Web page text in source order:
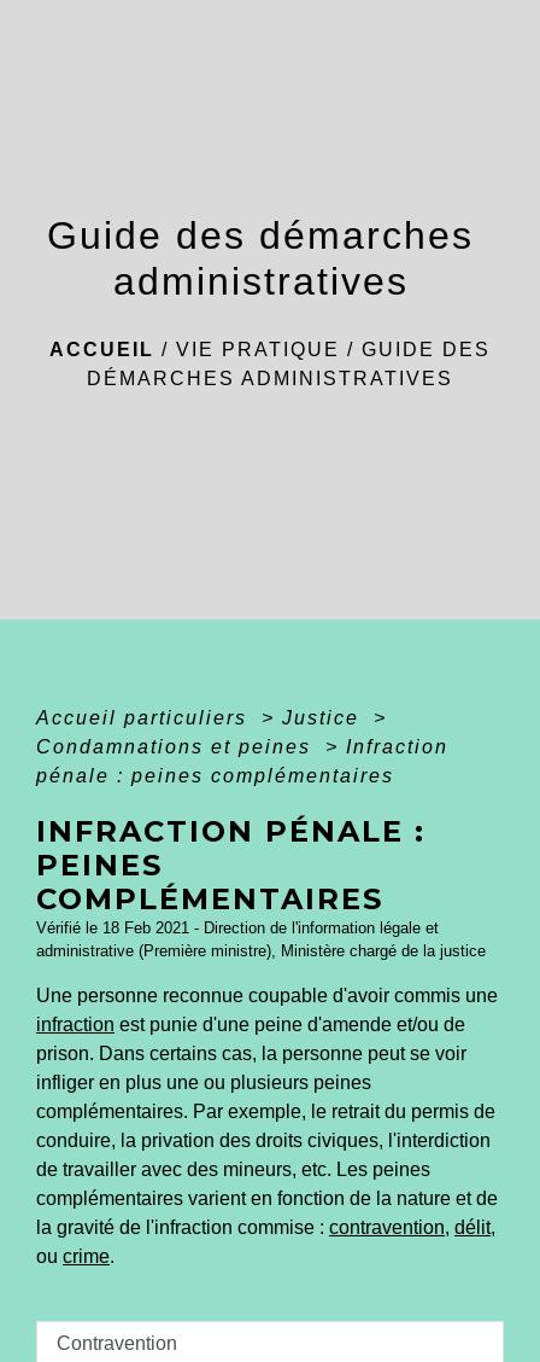
Guide des démarches
administratives
ACCUEIL / VIE PRATIQUE / GUIDE DES
DÉMARCHES ADMINISTRATIVES
Accueil particuliers > Justice
>
Condamnations et peines
> Infraction
pénale : peines complémentaires
INFRACTION PÉNALE :
PEINES
COMPLÉMENTAIRES
Vérifié le 18 Feb 2021 - Direction de l'information légale et
administrative (Première ministre), Ministère chargé de la justice
Une personne reconnue coupable d'avoir commis une
infraction est punie d'une peine d'amende et/ou de
prison. Dans certains cas, la personne peut se voir
infliger en plus une ou plusieurs peines
complémentaires. Par exemple, le retrait du permis de
conduire, la privation des droits civiques, l'interdiction
de travailler avec des mineurs, etc. Les peines
complémentaires varient en fonction de la nature et de
la gravité de l'infraction commise : contravention, délit,
ou crime.
Contravention